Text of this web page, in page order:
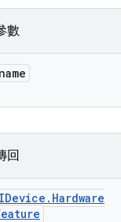
數
name
回
IDevice . Hardware